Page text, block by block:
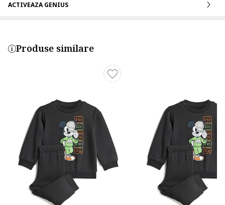
ACTIVEAZA GENIUS
Produse similare